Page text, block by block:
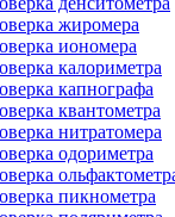
жиромера
иономера
калориметра
капнографа
квантометра
нитратомера
одориметра
пикнометра